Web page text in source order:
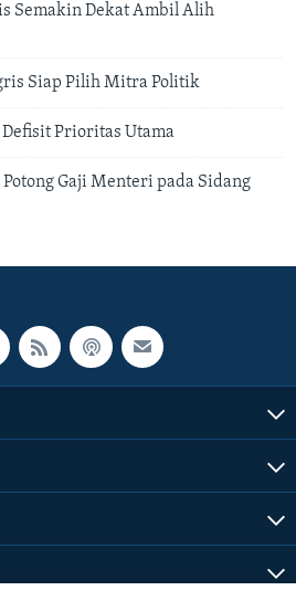
Semakin Dekat Ambil Alih
Siap Pilih Mitra Politik
Prioritas Utama
Gaji Menteri pada Sidang